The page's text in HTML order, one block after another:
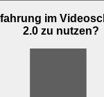
im
2.0 zu nutzen?